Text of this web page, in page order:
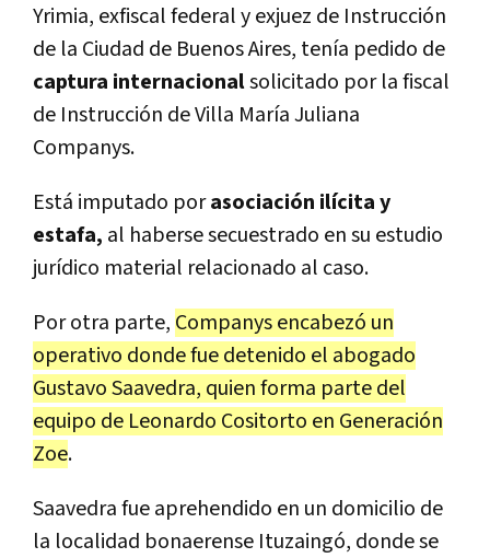
Yrimia, exfiscal federal y exjuez de Instrucción
de la Ciudad de Buenos Aires, tenía pedido de
captura internacionalsolicitado por la fiscal
de Instrucción de Villa María Juliana
Companys.
Está imputado porasociación ilícita y
estafa, al haberse secuestrado en su estudio
jurídico material relacionado al caso.
Por otra parte, Companys encabezó un
operativo donde fue detenido el abogado
Gustavo Saavedra, quien forma parte del
equipo de Leonardo Cositorto en Generación
Zoe.
Saavedra fue aprehendido en un domicilio de
la localidad bonaerense Ituzaingó, donde se